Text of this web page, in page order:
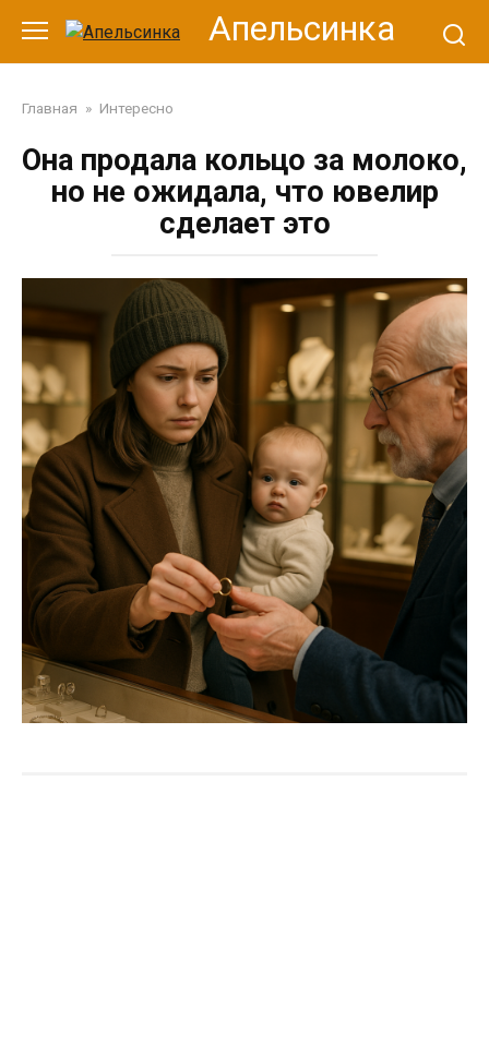
контенту
Апельсинка
Главная » Интересно
Она продала кольцо за молоко,
но не ожидала, что ювелир
сделает это